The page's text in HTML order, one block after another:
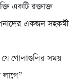
একটি রক্তাক্ত
একজন সহকর্মী
গোলাগুলির সময়